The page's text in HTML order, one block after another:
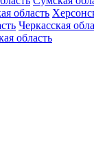
область
Черкасская
область